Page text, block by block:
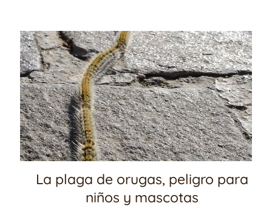
La plaga de orugas, peligro para
niños y mascotas